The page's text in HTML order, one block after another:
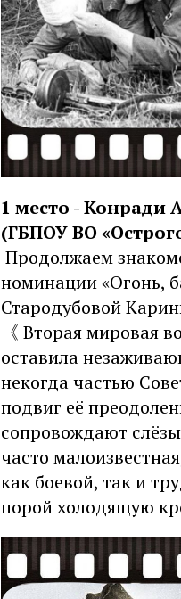
1 место - Конради
(ГБПОУ ВО
Продолжаем
номинации «Огонь,
Стародубовой
《 Вторая мировая
оставила
некогда частью
подвиг её
сопровождают
часто
как боевой, так и
порой холодящую